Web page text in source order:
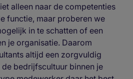
alleen naar de competenties
functie, maar proberen we
in te schatten of een
je organisatie. Daarom
altijd een zorgvuldig
bedrijfscultuur binnen je